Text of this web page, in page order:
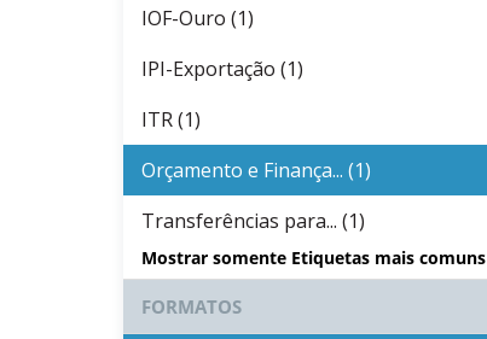
IOF-Ouro (1)
IPI-Exportação (1)
ITR (1)
Orçamento e Finança... (1)
Transferências para... (1)
Mostrar somente Etiquetas mais comuns
FORMATOS